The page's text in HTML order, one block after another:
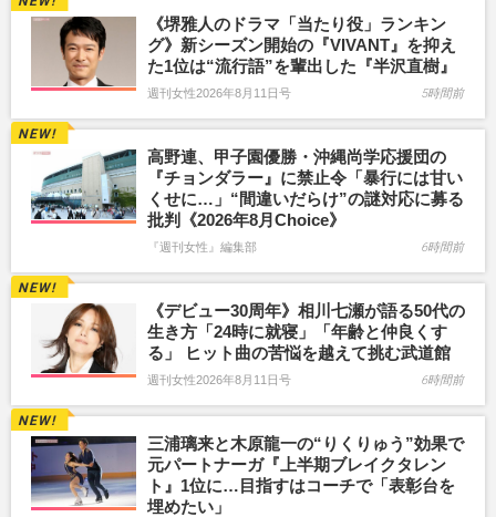
《堺雅人のドラマ「当たり役」ランキン
グ》新シーズン開始の『VIVANT』を抑え
た1位は“流行語”を輩出した『半沢直樹』
週刊女性2026年8月11日号 5時間前
高野連、甲子園優勝・沖縄尚学応援団の
『チョンダラー』に禁止令「暴行には甘い
くせに…」“間違いだらけ”の謎対応に募る
批判《2026年8月Choice》
『週刊女性』編集部 6時間前
《デビュー30周年》相川七瀬が語る50代の
生き方「24時に就寝」「年齢と仲良くす
る」 ヒット曲の苦悩を越えて挑む武道館
週刊女性2026年8月11日号 6時間前
三浦璃来と木原龍一の“りくりゅう”効果で
元パートナーガ『上半期ブレイクタレン
ト』1位に…目指すはコーチで「表彰台を
埋めたい」